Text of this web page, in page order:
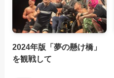
2024年版「夢の懸け橋」
を観戦して